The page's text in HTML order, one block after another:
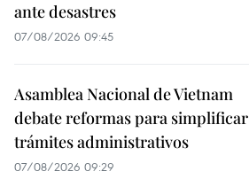
ante desastres
07/08/2026 09:45
Asamblea Nacional de Vietnam
debate reformas para simplificar
trámites administrativos
07/08/2026 09:29